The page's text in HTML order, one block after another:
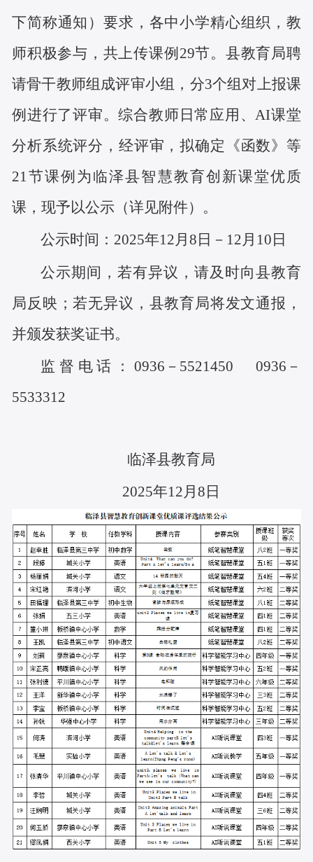
下简称通知 ）要求，各中小学精心组织，教
师积极参与， 共上传课例 29节。 县教育局聘
请骨干教师组成评审小组，分3个组对上报课
例 进行了评审。综合教师日常应用、 AI课堂
分析系统评分， 经评审，拟确定《函数》等
21节课例为临泽县智慧教育创新课堂优质
课，现予以公示（详见附件）。
公示时间： 2025年12月8 日 －12月 10 日
公示期间，若有异议，请及时向县教育
局反映；若无异议，县教育局将发文通报，
并颁发获奖证书。
监督电话： 0936－5521450 0936－
5533312
临泽县教育局
2025年12月8日